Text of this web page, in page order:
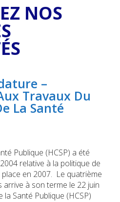
NOS
–
Travaux Du
La Santé
Publique (HCSP) a été
relative à la politique de
en 2007. Le quatrième
à son terme le 22 juin
Santé Publique (HCSP)